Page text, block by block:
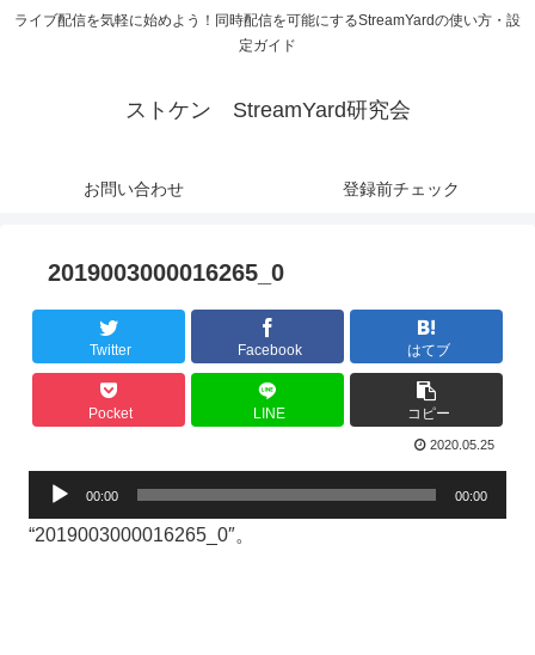
ライブ配信を気軽に始めよう！同時配信を可能にするStreamYardの使い方・設
定ガイド
ストケン StreamYard研究会
お問い合わせ 登録前チェック
2019003000016265_0
Twitter Facebook はてブ
Pocket LINE コピー
2020.05.25
声
00:00 00:00
“2019003000016265_0″。